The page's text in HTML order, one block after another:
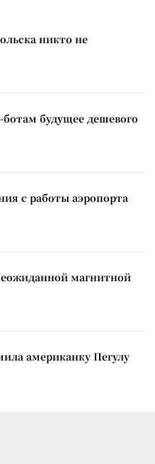
никто не
будущее дешевого
с работы аэропорта
магнитной
американку Пегулу